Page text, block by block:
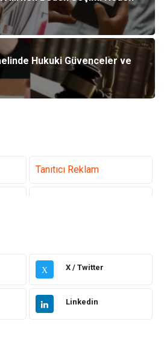
Hukuki Güvenceler ve
Tanıtıcı Reklam
Elektrik Elektronik
Moda
X X / Twitter
Linkedin